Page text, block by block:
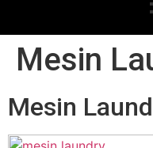
Mesin
Mesin